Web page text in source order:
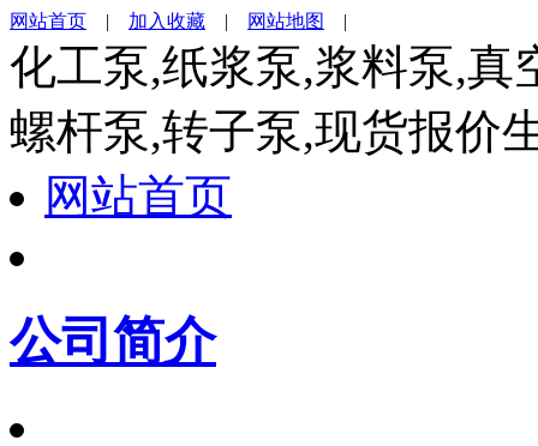
网站首页 | 加入收藏 | 网站地图 |
化工泵,纸浆泵,浆料泵,真
螺杆泵,转子泵,现货报价
网站首页
公司简介